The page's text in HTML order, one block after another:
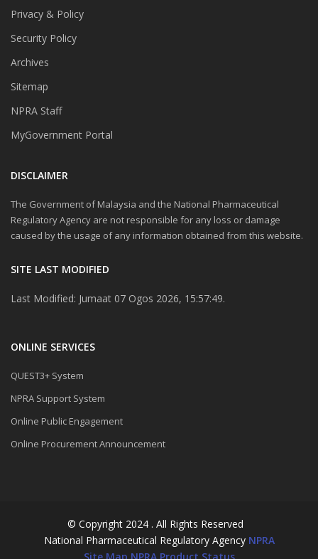
Privacy & Policy
Security Policy
Archives
Sitemap
NPRA Staff
MyGovernment Portal
DISCLAIMER
The Government of Malaysia and the National Pharmaceutical
Regulatory Agency are not responsible for any loss or damage
caused by the usage of any information obtained from this website.
SITE LAST MODIFIED
Last Modified: Jumaat 07 Ogos 2026, 15:57:49.
ONLINE SERVICES
QUEST3+ System
NPRA Support System
Online Public Engagement
Online Procurement Announcement
© Copyright 2024 . All Rights Reserved
National Pharmaceutical Regulatory Agency NPRA